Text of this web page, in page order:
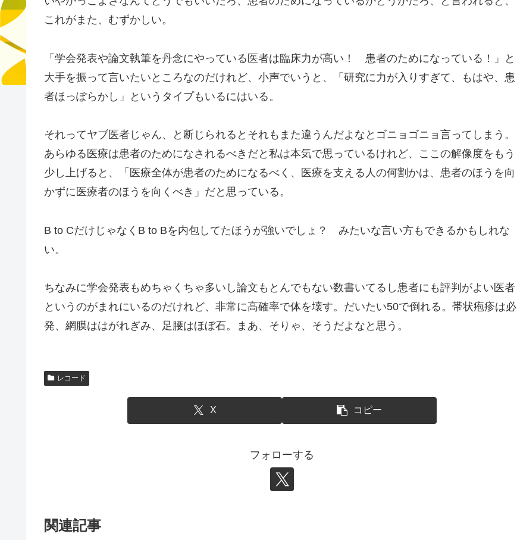
これがまた、むずかしい。
「学会発表や論文執筆を丹念にやっている医者は臨床力が高い！ 患者のためになっている！」と
大手を振って言いたいところなのだけれど、小声でいうと、「研究に力が入りすぎて、もはや、患
者ほっぽらかし」というタイプもいるにはいる。
それってヤブ医者じゃん、と断じられるとそれもまた違うんだよなとゴニョゴニョ言ってしまう。
あらゆる医療は患者のためになされるべきだと私は本気で思っているけれど、ここの解像度をもう
少し上げると、「医療全体が患者のためになるべく、医療を支える人の何割かは、患者のほうを向
かずに医療者のほうを向くべき」だと思っている。
B to CだけじゃなくB to Bを内包してたほうが強いでしょ？ みたいな言い方もできるかもしれな
い。
ちなみに学会発表もめちゃくちゃ多いし論文もとんでもない数書いてるし患者にも評判がよい医者
というのがまれにいるのだけれど、非常に高確率で体を壊す。だいたい50で倒れる。帯状疱疹は必
発、網膜ははがれぎみ、足腰はほぼ石。まあ、そりゃ、そうだよなと思う。
レコード
X コピー
フォローする
関連記事